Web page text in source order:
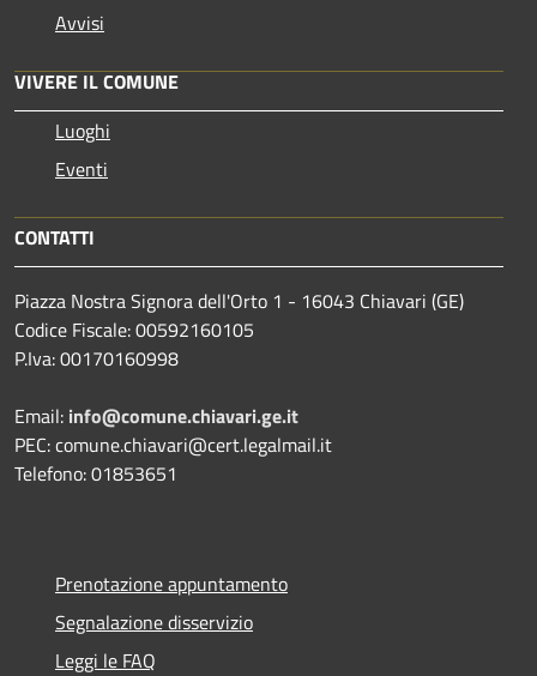
Avvisi
VIVERE IL COMUNE
Luoghi
Eventi
CONTATTI
Piazza Nostra Signora dell'Orto 1 - 16043 Chiavari (GE)
Codice Fiscale: 00592160105
P.Iva: 00170160998
Email: info@comune.chiavari.ge.it
PEC: comune.chiavari@cert.legalmail.it
Telefono: 01853651
Prenotazione appuntamento
Segnalazione disservizio
Leggi le FAQ